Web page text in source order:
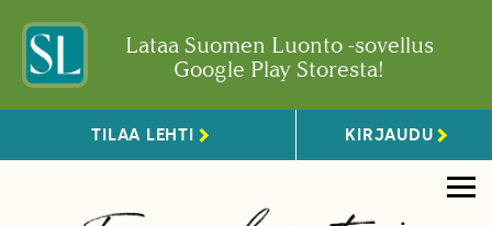
Lataa Suomen Luonto -sovellus
Google Play Storesta!
TILAA LEHTI KIRJAUDU